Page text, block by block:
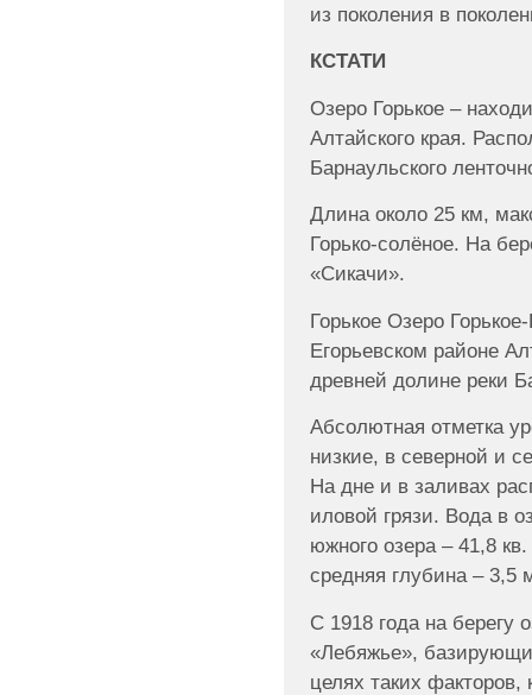
из поколения в
КСТАТИ
Озеро Горькое –
Алтайского края.
Барнаульского
Длина около 25 км,
Горько-солёное. На
«Сикачи».
Горькое Озеро
Егорьевском районе
древней долине реки
Абсолютная отметка
низкие, в северной и
На дне и в заливах
иловой грязи. Вода в
южного озера – 41,8
средняя глубина –
С 1918 года на берегу
«Лебяжье»,
целях таких факторов,